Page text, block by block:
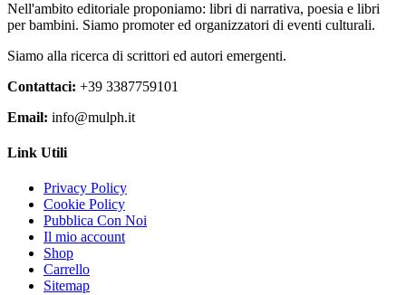
prodotto
Nell'ambito editoriale proponiamo: libri di narrativa, poesia e libri
per bambini. Siamo promoter ed organizzatori di eventi culturali.
Siamo alla ricerca di scrittori ed autori emergenti.
Contattaci: +39 3387759101
Email: info@mulph.it
Link Utili
Privacy Policy
Cookie Policy
Pubblica Con Noi
Il mio account
Shop
Carrello
Sitemap